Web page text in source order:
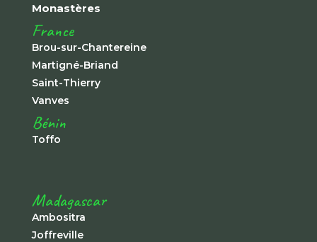
Monastères
France
Brou-sur-Chantereine
Martigné-Briand
Saint-Thierry
Vanves
Bénin
Toffo
Madagascar
Ambositra
Joffreville